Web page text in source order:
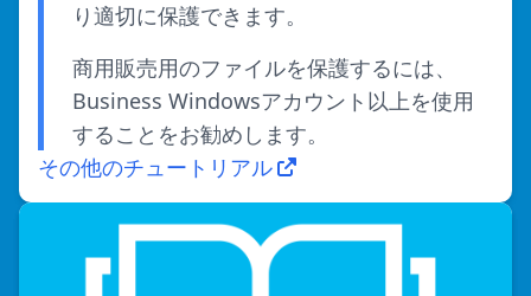
り適切に保護できます。
商用販売用のファイルを保護するには、
Business Windowsアカウント以上を使用
することをお勧めします。
その他のチュートリアル